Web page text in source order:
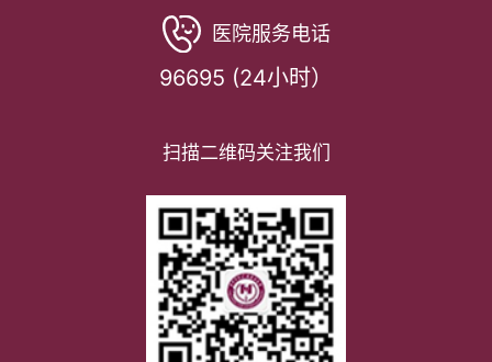
医院服务电话
96695 (24小时）
扫描二维码关注我们